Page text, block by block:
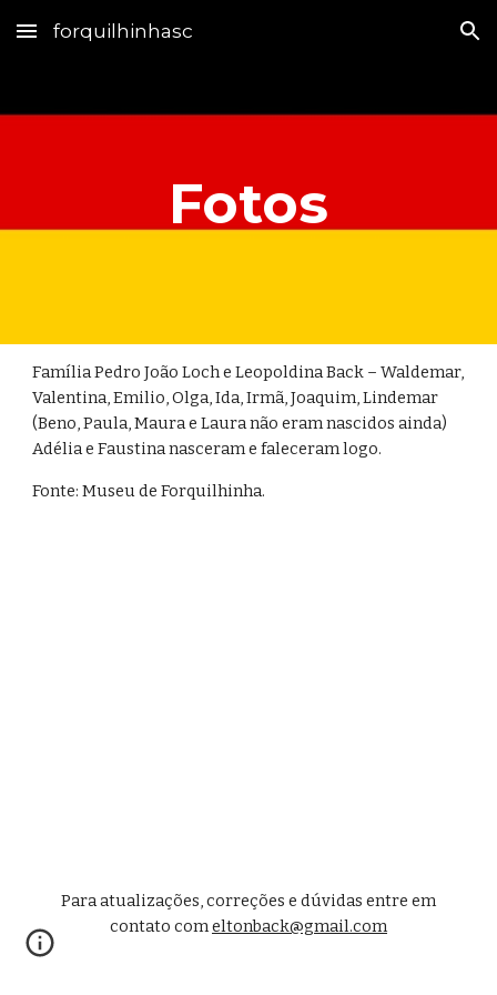
Skip to main content Skip to navigation
forquilhinhasc
Fotos
Família Pedro João Loch e Leopoldina Back – Waldemar,
Valentina, Emilio, Olga, Ida, Irmã, Joaquim, Lindemar
(Beno, Paula, Maura e Laura não eram nascidos ainda)
Adélia e Faustina nasceram e faleceram logo.
Fonte: Museu de Forquilhinha.
Para atualizações, correções e dúvidas entre em
contato comeltonback@gmail.com